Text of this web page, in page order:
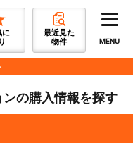
に
最近見た
物件
MENU
の購入情報を探す